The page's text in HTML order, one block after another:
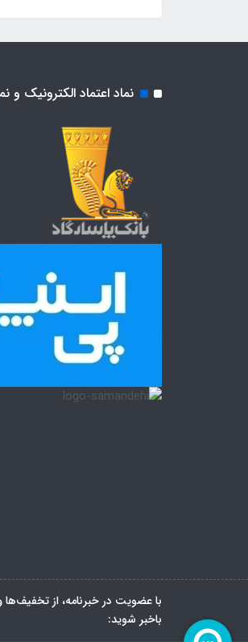
نماد اعتماد الکترونیک و
با عضویت در خبرنامه، از
باخبر شوید: